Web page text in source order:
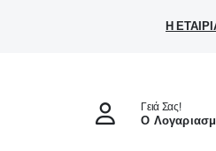
Η
Γειά Σας!
Ο